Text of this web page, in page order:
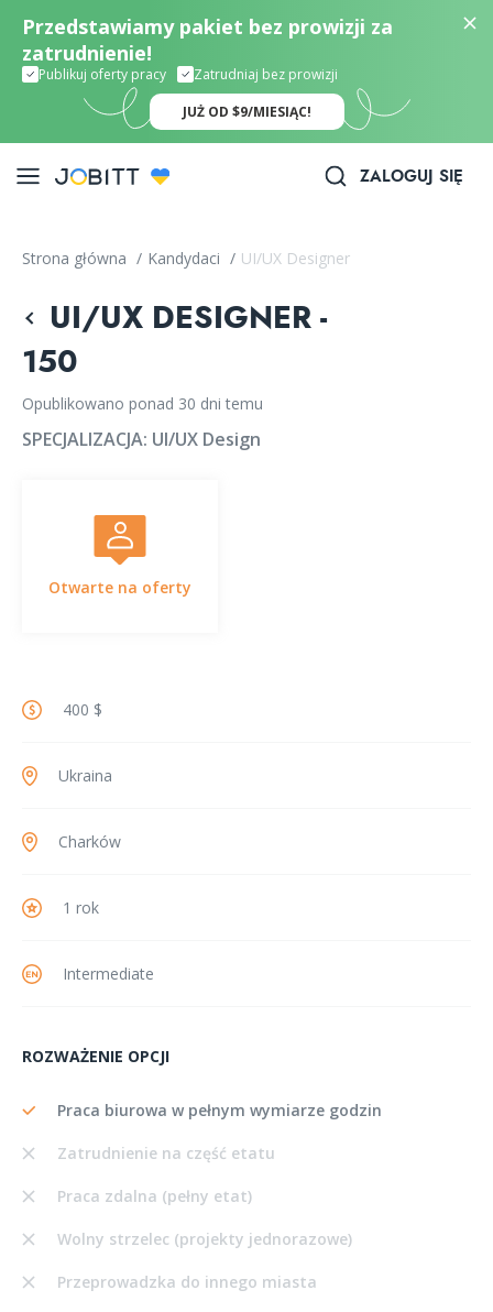
Przedstawiamy pakiet bez prowizji za
zatrudnienie!
Publikuj oferty pracy Zatrudniaj bez prowizji
JUŻ OD $9/MIESIĄC!
ZALOGUJ SIĘ
Strona główna / Kandydaci / UI/UX Designer
UI/UX DESIGNER -
150
Opublikowano ponad 30 dni temu
SPECJALIZACJA: UI/UX Design
Otwarte na oferty
400 $
Ukraina
Charków
1 rok
Intermediate
ROZWAŻENIE OPCJI
Praca biurowa w pełnym wymiarze godzin
Zatrudnienie na część etatu
Praca zdalna (pełny etat)
Wolny strzelec (projekty jednorazowe)
Przeprowadzka do innego miasta